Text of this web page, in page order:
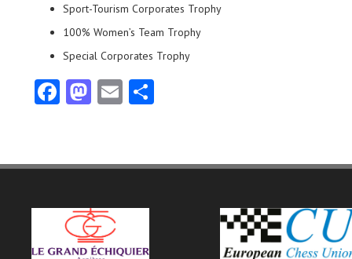
Sport-Tourism Corporates Trophy
100% Women’s Team Trophy
Special Corporates Trophy
Fa
o
k
M
d
n
E
l er